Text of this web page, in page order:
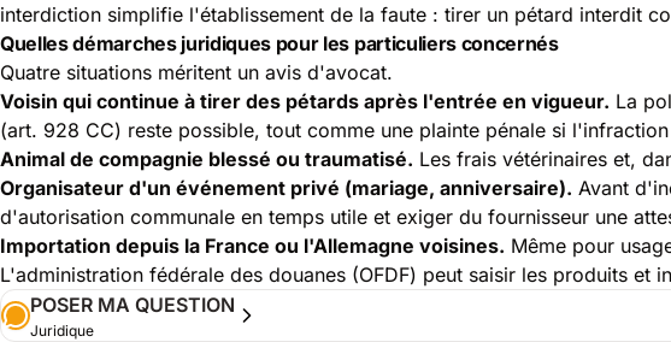
interdiction simplifie l'établissement de la faute : tirer un pétard interdit
Quelles démarches juridiques pour les particuliers concernés
Quatre situations méritent un avis d'avocat.
Voisin qui continue à tirer des pétards après l'entrée en vigueur. La
(art. 928 CC) reste possible, tout comme une plainte pénale si
Animal de compagnie blessé ou traumatisé. Les frais vétérinaires et,
Organisateur d'un événement privé (mariage, anniversaire). Avant
d'autorisation communale en temps utile et exiger du fournisseur une
Importation depuis la France ou l'Allemagne voisines. Même pour
L'administration fédérale des douanes (OFDF) peut saisir les produits et
POSER MA QUESTION
Juridique